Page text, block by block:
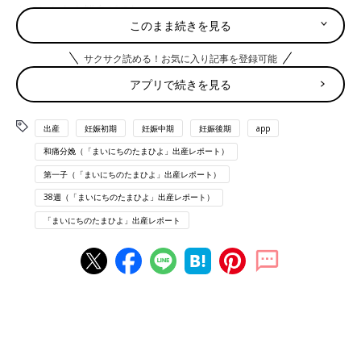
トイレしたら鮮血がでた。
おしるしと自己判断。
トイレでオシッコする。トローっとした粘り気のある血の混じっ
たのが出る。
覚。
3:59
お子、しゃっくりはじめる。安定のマイペース。
陣痛かと思ったけど、なんか治まってきた？
これが噂の前駆陣痛とやらか?!と、なんか感動する。
このまま続きを見る
サクサク読める！お気に入り記事を登録可能
アプリで続きを見る
出産 妊娠初期 妊娠中期 妊娠後期 app
和痛分娩（「まいにちのたまひよ」出産レポート）
第一子（「まいにちのたまひよ」出産レポート）
38週（「まいにちのたまひよ」出産レポート）
「まいにちのたまひよ」出産レポート